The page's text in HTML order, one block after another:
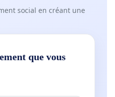
social en créant une
que vous